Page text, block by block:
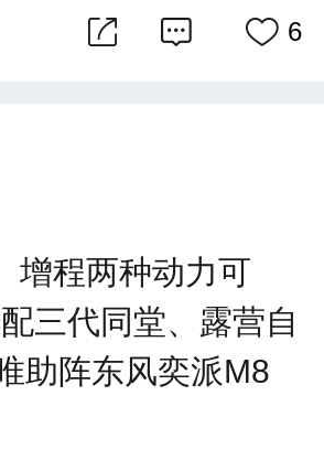
6
增程两种动力可
三代同堂、露营自
助阵东风奕派M8